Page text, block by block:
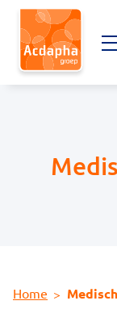
Home